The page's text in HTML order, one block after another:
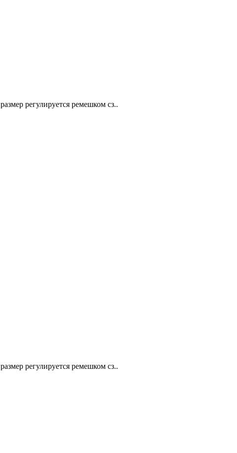
регулируется ремешком сз..
регулируется ремешком сз..